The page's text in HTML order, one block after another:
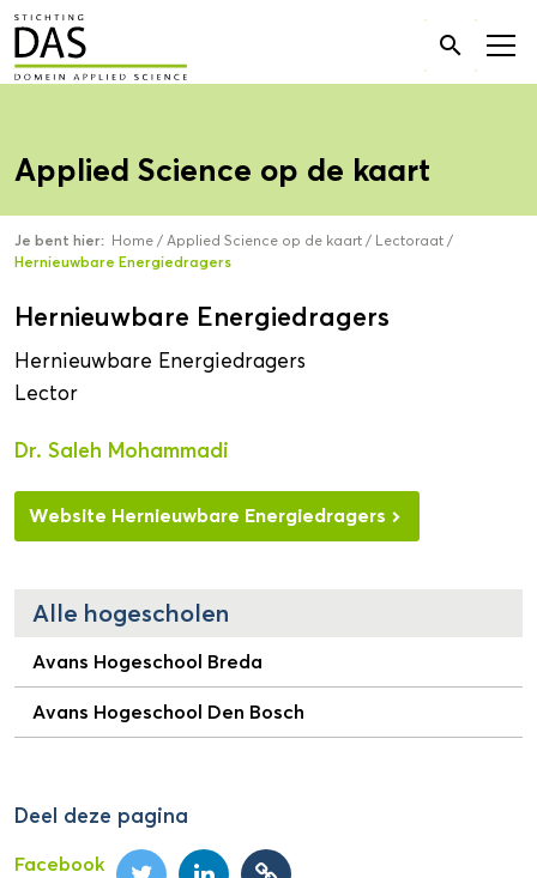
Zoek
naar:

Applied Science op de kaart
Je bent hier: Home / Applied Science op de kaart / Lectoraat /
Hernieuwbare Energiedragers
Hernieuwbare Energiedragers
Hernieuwbare Energiedragers
Lector
Dr. Saleh Mohammadi
Website Hernieuwbare Energiedragers
Alle hogescholen
Avans Hogeschool Breda
Avans Hogeschool Den Bosch
Deel deze pagina
Facebook